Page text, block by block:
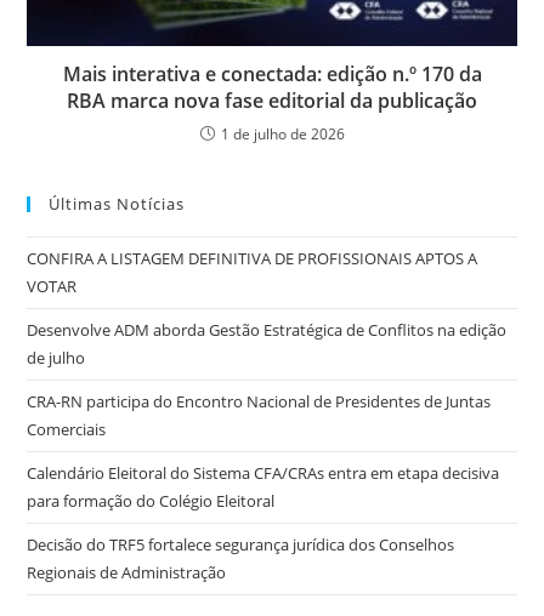
Mais interativa e conectada: edição n.º 170 da
RBA marca nova fase editorial da publicação
1 de julho de 2026
Últimas Notícias
CONFIRA A LISTAGEM DEFINITIVA DE PROFISSIONAIS APTOS A
VOTAR
Desenvolve ADM aborda Gestão Estratégica de Conflitos na edição
de julho
CRA-RN participa do Encontro Nacional de Presidentes de Juntas
Comerciais
Calendário Eleitoral do Sistema CFA/CRAs entra em etapa decisiva
para formação do Colégio Eleitoral
Decisão do TRF5 fortalece segurança jurídica dos Conselhos
Regionais de Administração